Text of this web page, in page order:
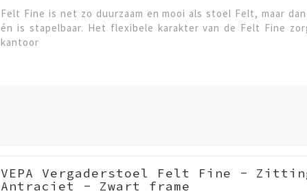
Felt Fine is net zo duurzaam en mooi als stoel Felt, maar
én is stapelbaar. Het flexibele karakter van de Felt Fine
kantoor
VEPA Vergaderstoel Felt Fine -
Antraciet - Zwart frame